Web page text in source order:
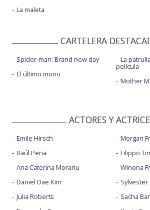
La maleta
CARTELERA
Spider-man: Brand new day
El último mono
La
película
Mother
ACTORES Y
Emile Hirsch
Raúl Peña
Ana Caterina Morariu
Daniel Dae Kim
Julia Roberts
Morgan
Filippo
Winona
Sylvester
Sacha